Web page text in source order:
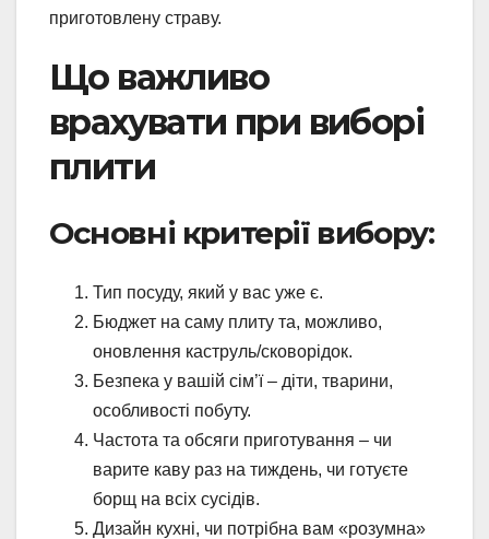
приготовлену страву.
Що важливо
врахувати при виборі
плити
Основні критерії вибору:
Тип посуду, який у вас уже є.
Бюджет на саму плиту та, можливо,
оновлення каструль/сковорідок.
Безпека у вашій сім’ї – діти, тварини,
особливості побуту.
Частота та обсяги приготування – чи
варите каву раз на тиждень, чи готуєте
борщ на всіх сусідів.
Дизайн кухні, чи потрібна вам «розумна»